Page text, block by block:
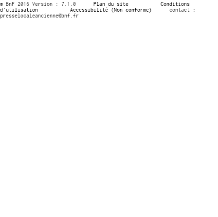
© BnF 2016 Version : 7.1.0 Plan du site
Conditions
d’utilisation
Accessibilité (Non conforme)
contact :
presselocaleancienne@bnf.fr